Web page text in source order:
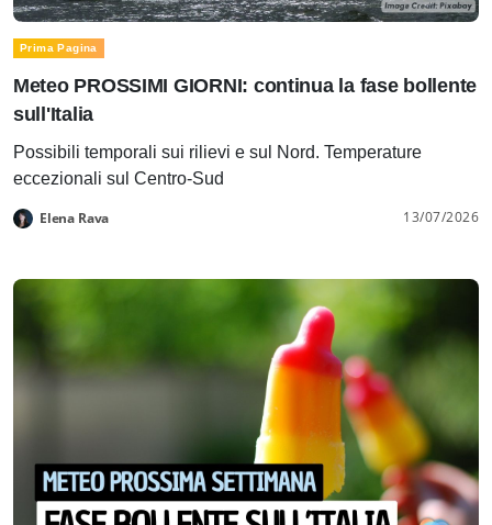
Prima Pagina
Meteo PROSSIMI GIORNI: continua la fase bollente
sull'Italia
Possibili temporali sui rilievi e sul Nord. Temperature
eccezionali sul Centro-Sud
Elena Rava 13/07/2026